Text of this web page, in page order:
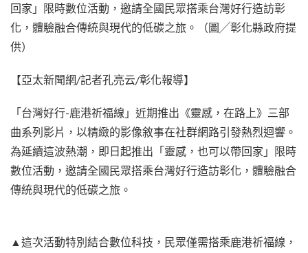
回家」限時數位活動，邀請全國民眾搭乘台灣好行造訪彰
化，體驗融合傳統與現代的低碳之旅。（圖╱彰化縣政府提
供）
【亞太新聞網/記者孔亮云/彰化報導】
「台灣好行-鹿港祈福線」近期推出《靈感，在路上》三部
曲系列影片，以精緻的影像敘事在社群網路引發熱烈迴響。
為延續這波熱潮，即日起推出「靈感，也可以帶回家」限時
數位活動，邀請全國民眾搭乘台灣好行造訪彰化，體驗融合
傳統與現代的低碳之旅。
▲這次活動特別結合數位科技，民眾僅需搭乘鹿港祈福線，